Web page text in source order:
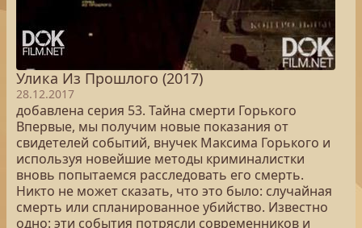
Улика Из Прошлого (2017)
28.12.2017
добавлена серия 53. Тайна смерти Горького
Впервые, мы получим новые показания от
свидетелей событий, внучек Максима Горького и
используя новейшие методы криминалистки
вновь попытаемся расследовать его смерть.
Никто не может сказать, что это было: случайная
смерть или спланированное убийство. Известно
одно: эти события потрясли современников и